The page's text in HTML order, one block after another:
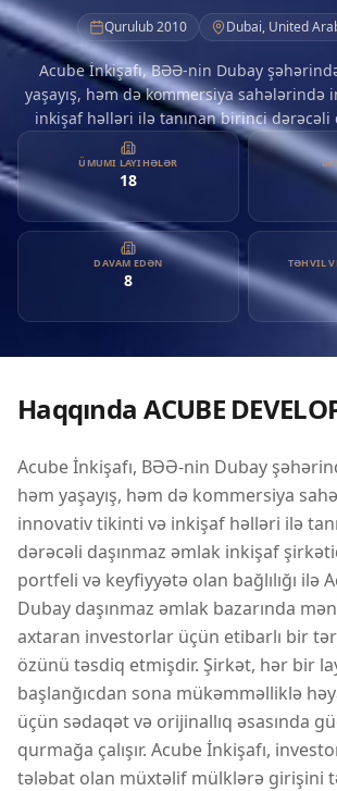
Qurulub 2010 Dubai, United
Acube İnkişafı, BƏƏ-nin Dubay
yaşayış, həm də kommersiya sahələrində
inkişaf həlləri ilə tanınan birinci dərəcəli
inkişaf şirkətidir. Zəngin portfeli və
Acube, dinamik Dubay daşınmaz əmlak
imkanlar axtaran investorlar üçün etibarlı
özünü təsdiq etmişdir. Şirkət, hər bir
sona mükəmməlliklə həyata keçirilməsi
orijinallıq əsasında güclü əlaqələr
İnkişafı, investorların yüksək tələbat olan
girişini təmin etməyə özünü həsr
bölgədə birinci dərəcəli inkişaf etdirici
Acube-nin yatırımlarında mükəmməl
bütövlüyə olan sarsılmaz
ÜMUMI LAYIHƏLƏR
18
DAVAM EDƏN
8
TƏHVIL
Haqqında ACUBE
Acube İnkişafı, BƏƏ-nin Dubay
həm yaşayış, həm də kommersiya
innovativ tikinti və inkişaf həlləri ilə
dərəcəli daşınmaz əmlak inkişaf
portfeli və keyfiyyətə olan bağlılığı ilə
Dubay daşınmaz əmlak bazarında
axtaran investorlar üçün etibarlı bir
özünü təsdiq etmişdir. Şirkət, hər bir
başlanğıcdan sona mükəmməlliklə
üçün sədaqət və orijinallıq əsasında
qurmağa çalışır. Acube İnkişafı,
tələbat olan müxtəlif mülklərə girişini